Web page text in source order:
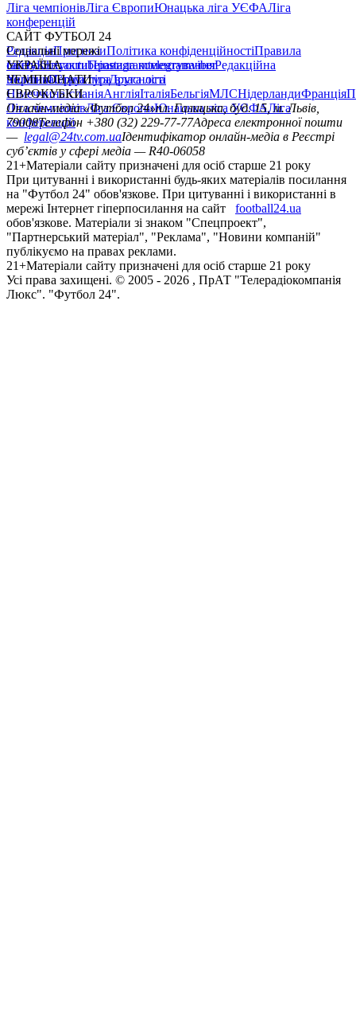
Ліга чемпіонівЛіга ЄвропиЮнацька ліга УЄФАЛіга
конференцій
САЙТ ФУТБОЛ 24
РедакціяПрогнозиПолітика конфіденційностіПравила
сайтуКонтактиПравила коментуванняРедакційна
політикаСтруктура власності
Соціальні мережі
facebookxyoutubeinstagramtelegramviber
УКРАЇНА
УкраїнаПерша лігаДруга ліга
ЧЕМПІОНАТИ
НімеччинаІспаніяАнгліяІталіяБельгіяМЛСНідерландиФранція
ЄВРОКУБКИ
Ліга чемпіонівЛіга ЄвропиЮнацька ліга УЄФАЛіга
конференцій
Онлайн-медіа «Футбол 24»пл. Галицька, буд. 15, м. Львів,
79008Телефон +380 (32) 229-77-77Адреса електронної пошти
— legal@24tv.com.uaІдентифікатор онлайн-медіа в Реєстрі
суб’єктів у сфері медіа — R40-06058
21+Матеріали сайту призначені для осіб старше 21 року
При цитуванні і використанні будь-яких матеріалів посилання
на "Футбол 24" обов'язкове. При цитуванні і використанні в
мережі Інтернет гіперпосилання на сайт
football24.ua
обов'язкове. Матеріали зі знаком "Спецпроект",
"Партнерський матеріал", "Реклама", "Новини компаній"
публікуємо на правах реклами.
21+Матеріали сайту призначені для осіб старше 21 року
Усi права захищенi. © 2005 - 2026 , ПрАТ "Телерадіокомпанія
Люкс". "Футбол 24".